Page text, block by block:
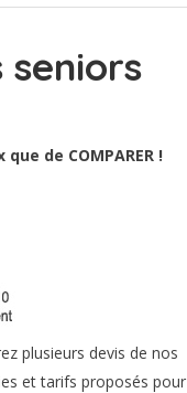
de COMPARER !
plusieurs devis de nos
et tarifs proposés pour